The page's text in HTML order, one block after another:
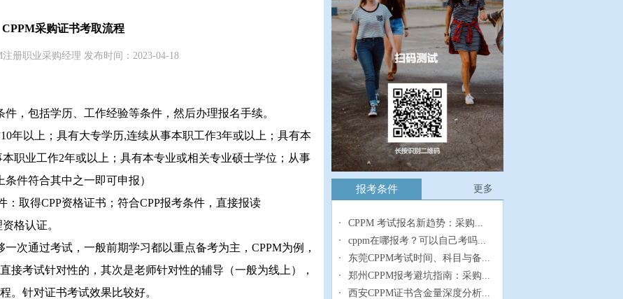
CPPM采购证书考取流程
注册职业采购经理 发布时间：2023-04-18
件，包括学历、工作经验等条件，然后办理报名手续。
年以上；具有大专学历,连续从事本职工作3年或以上；具有本
职业工作2年或以上；具有本专业或相关专业硕士学位；从事
件符合其中之一即可申报）
取得CPP资格证书；符合CPP报考条件，直接报读
格认证。
一次通过考试，一般前期学习都以重点备考为主，CPPM为例，
接考试针对性的，其次是老师针对性的辅导（一般为线上），
。针对证书考试效果比较好。
更多
报考条件
CPPM 考试报名新趋势：采购...
cppm在哪报考？可以自己考吗...
东莞CPPM考试时间、科目与备...
郑州CPPM报考避坑指南：采购...
西安CPPM证书含金量深度分析...